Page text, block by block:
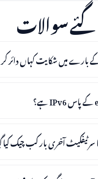
گئے سوالات